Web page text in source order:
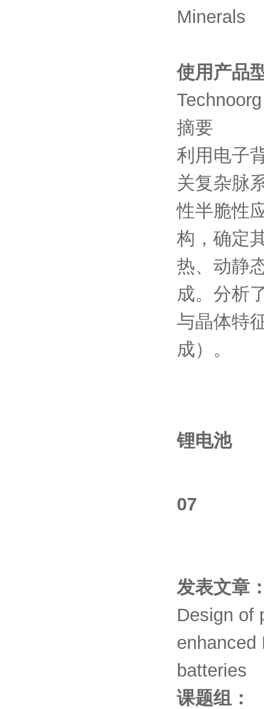
Minerals
使用产品
摘要
利用电子
关复杂脉
性半脆性
构，确定
热、动静
成。分析
与晶体特
成）。
锂电池
07
发表文章
Design of
enhanced
batteries
课题组：